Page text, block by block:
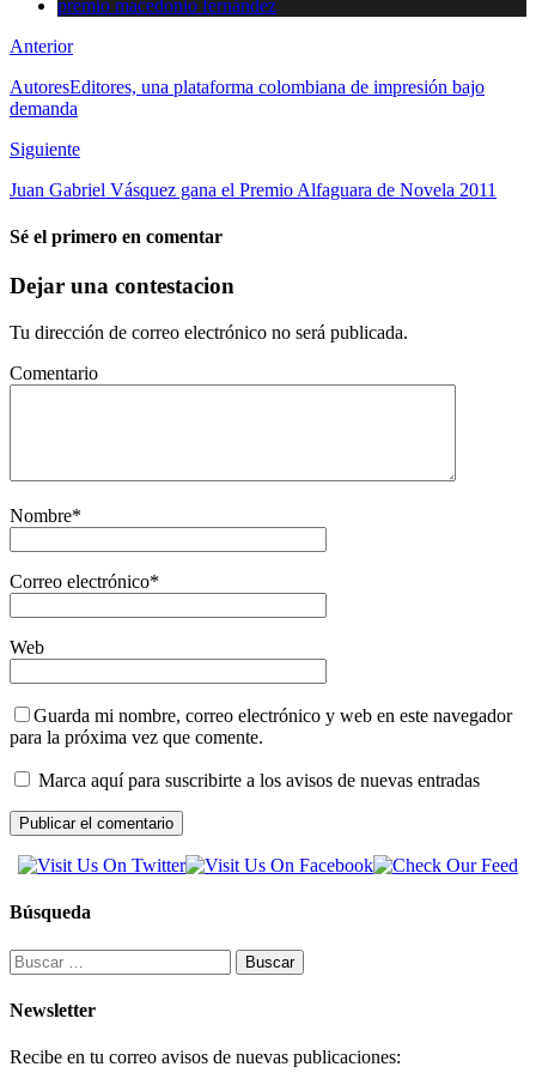
premio macedonio fernández
Anterior
AutoresEditores, una plataforma colombiana de impresión bajo
demanda
Siguiente
Juan Gabriel Vásquez gana el Premio Alfaguara de Novela 2011
Sé el primero en comentar
Dejar una contestacion
Tu dirección de correo electrónico no será publicada.
Comentario
Nombre*
Correo electrónico*
Web
Guarda mi nombre, correo electrónico y web en este navegador
para la próxima vez que comente.
Marca aquí para suscribirte a los avisos de nuevas entradas
Búsqueda
Buscar:
Newsletter
Recibe en tu correo avisos de nuevas publicaciones: